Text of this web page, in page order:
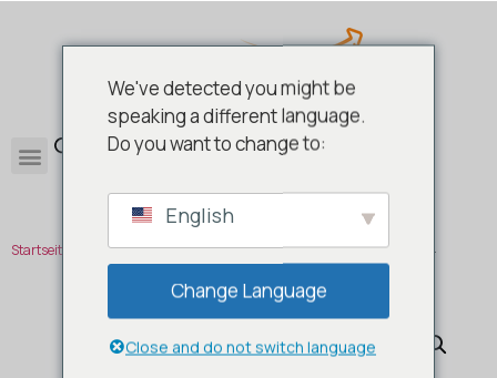
0
Startseite Office/Einzelne Office Programme/ Microsoft Outlook 2024
We've detected you might be
speaking a different language.
Do you want to change to:
English
Change Language
Close and do not switch language